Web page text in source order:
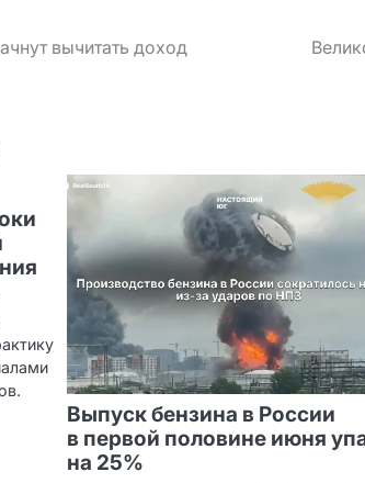
вычитать доход
Выпуск бензина в России
в первой половине июня
на 25%